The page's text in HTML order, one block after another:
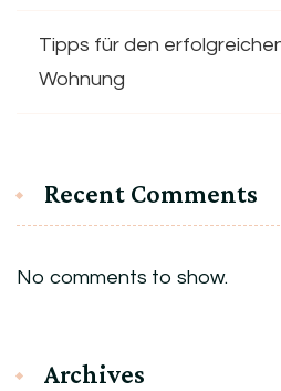
Tipps für den
Wohnung
Recent Comments
No comments to show.
Archives